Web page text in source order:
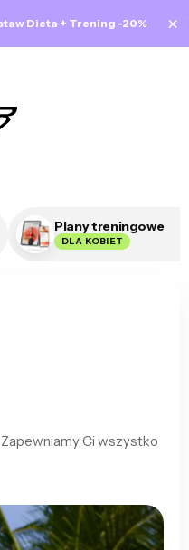
Dieta + Trening -20% ×
szczegóły
Plany treningowe
DLA KOBIET
Ci wszystko